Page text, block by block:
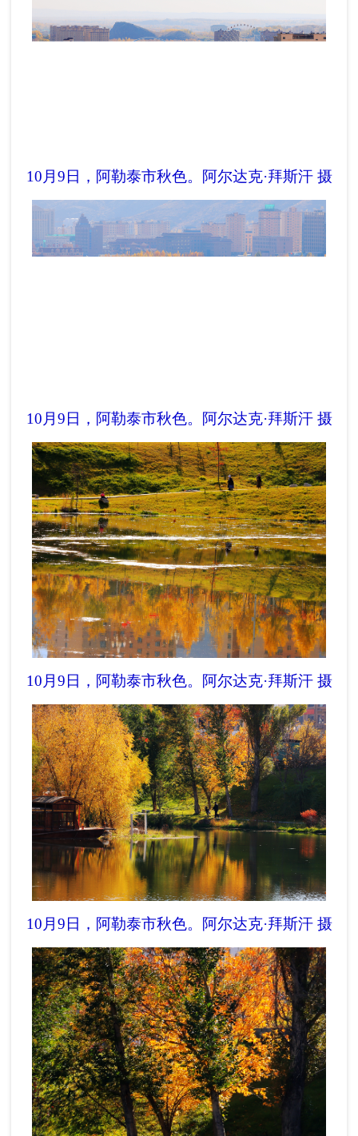
10月9日，阿勒泰市秋色。 阿尔达克·拜斯汗 摄
10月9日，阿勒泰市秋色。 阿尔达克·拜斯汗 摄
10月9日，阿勒泰市秋色。 阿尔达克·拜斯汗 摄
10月9日，阿勒泰市秋色。 阿尔达克·拜斯汗 摄